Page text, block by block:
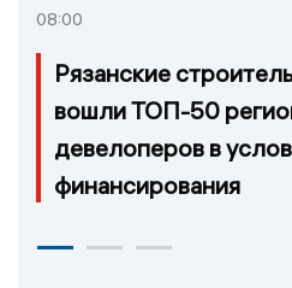
08:00
Рязанские
вошли ТОП-50
девелоперов в
финансирования